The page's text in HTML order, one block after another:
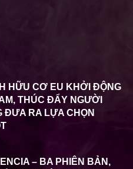
HỮU CƠ EU KHỞI ĐỘNG
THÚC ĐẨY NGƯỜI
ĐƯA RA LỰA CHỌN
– BA PHIÊN BẢN,